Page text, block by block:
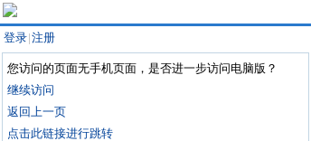
登录 注册
您访问的页面无手机页面，是否进一步访问电脑版？
继续访问
返回上一页
点击此链接进行跳转